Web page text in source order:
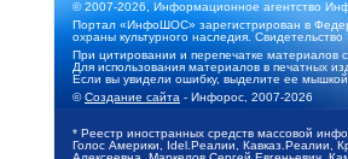
© 2007-2026, Информационное агентство
Портал «ИнфоШОС» зарегистрирован в
охраны культурного наследия.
При цитировании и перепечатке
Для использования материалов в печатных
Если вы увидели ошибку, выделите ее
©Создание сайта - Инфорос, 2007-2026
* Реестр иностранных средств массовой
Голос Америки, Idel.Реалии, Кавказ.Реалии,